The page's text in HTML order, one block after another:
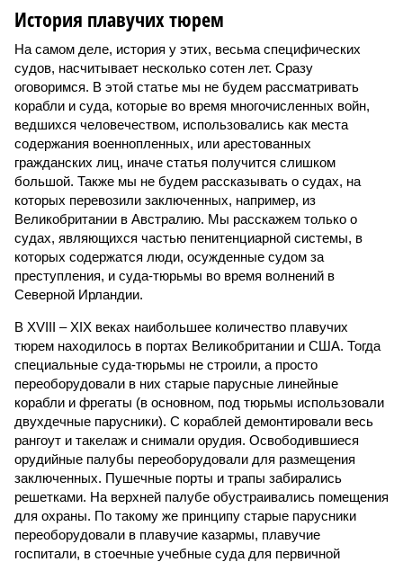
История плавучих тюрем
На самом деле, история у этих, весьма специфических
судов, насчитывает несколько сотен лет. Сразу
оговоримся. В этой статье мы не будем рассматривать
корабли и суда, которые во время многочисленных войн,
ведшихся человечеством, использовались как места
содержания военнопленных, или арестованных
гражданских лиц, иначе статья получится слишком
большой. Также мы не будем рассказывать о судах, на
которых перевозили заключенных, например, из
Великобритании в Австралию. Мы расскажем только о
судах, являющихся частью пенитенциарной системы, в
которых содержатся люди, осужденные судом за
преступления, и суда-тюрьмы во время волнений в
Северной Ирландии.
В XVIII – XIX веках наибольшее количество плавучих
тюрем находилось в портах Великобритании и США. Тогда
специальные суда-тюрьмы не строили, а просто
переоборудовали в них старые парусные линейные
корабли и фрегаты (в основном, под тюрьмы использовали
двухдечные парусники). С кораблей демонтировали весь
рангоут и такелаж и снимали орудия. Освободившиеся
орудийные палубы переоборудовали для размещения
заключенных. Пушечные порты и трапы забирались
решетками. На верхней палубе обустраивались помещения
для охраны. По такому же принципу старые парусники
переоборудовали в плавучие казармы, плавучие
госпитали, в стоечные учебные суда для первичной